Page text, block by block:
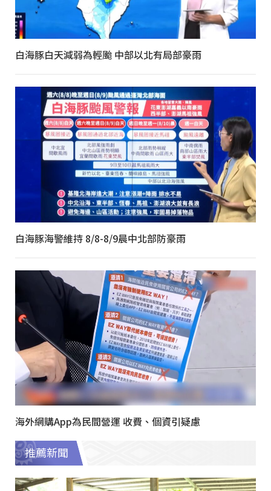
白海豚白天減弱為輕颱 中部以北有局部豪雨
白海豚海警維持 8/8-8/9晨中北部防豪雨
海外網購App為民間營運 收費、個資引疑慮
推薦新聞